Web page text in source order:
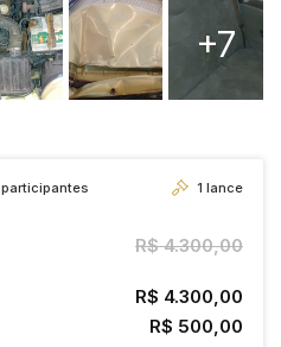
+7
participantes 1 lance
R$ 4.300,00
R$ 4.300,00
R$ 500,00